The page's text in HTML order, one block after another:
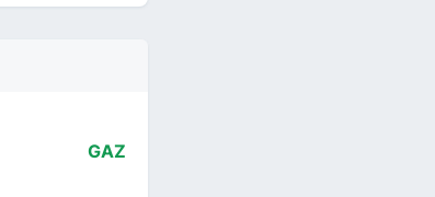
GAZ